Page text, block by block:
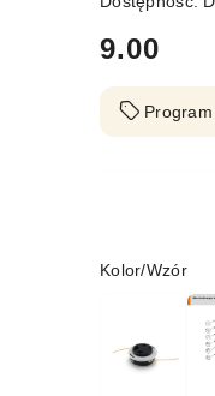
cena:
9.00
Wariant
Kolor/Wzór